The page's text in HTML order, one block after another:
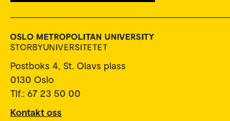
Postboks 4, St. Olavs plass
0130 Oslo
Tlf.: 67 23 50 00
Kontakt oss